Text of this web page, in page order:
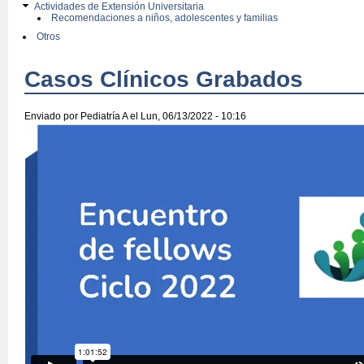
Actividades de Extensión Universitaria
Recomendaciones a niños, adolescentes y familias
Otros
Casos Clínicos Grabados
Enviado por Pediatría Ael Lun, 06/13/2022 - 10:16